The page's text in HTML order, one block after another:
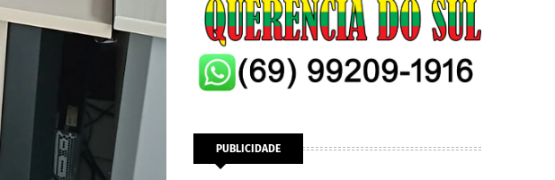
PUBLICIDADE